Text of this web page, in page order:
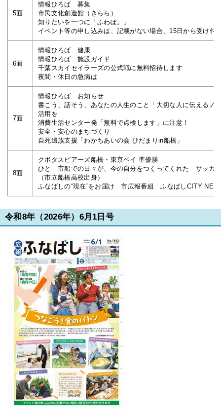
5面
情報ひろば 募集
市民文化創造館（きらら）
知りたいを一つに「ふわぽ。」
イベント等の申し込みは、記載がない場合、15日から受け付
6面
情報ひろば 健康
情報ひろば 施設ガイド
千葉スカイセイラーズの公式戦に無料招待します
夜間・休日の急病は
7面
情報ひろば お知らせ
書こう、話そう、あなたの人生のこと「大切な人に伝えるノ
活用を
消費生活センター発「無料で点検します」に注意！
安全・安心のまちづくり
自死遺族支援「わかちあいの会 ひだまりin船橋」
8面
クボタスピアーズ船橋・東京ベイ 準優勝
ひと 市船での日々が、今の自分をつくってくれた サッカ
（市立船橋高校出身）
ふなばしの“現在”をお届け 市広報番組 ふなばしCITY
令和8年（2026年）6月1日号